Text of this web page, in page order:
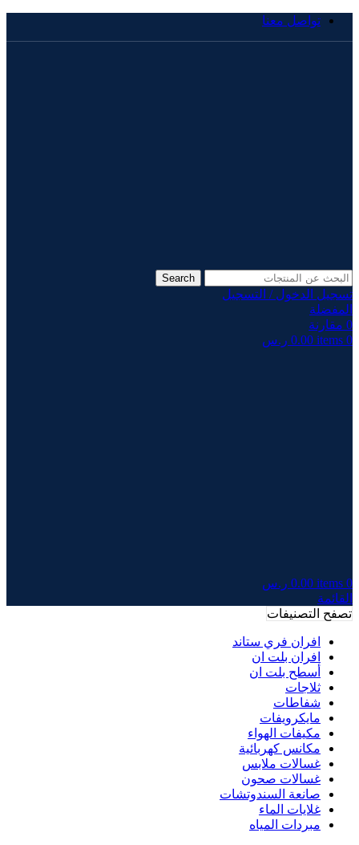
تواصل معنا
Search
تسجيل الدخول / التسجيل
المفضلة
0 مقارنة
0
items
0.00 ر.س
0
items
0.00 ر.س
القائمة
تصفح التصنيفات
افران فري ستاند
افران بلت ان
أسطح بلت ان
ثلاجات
شفاطات
مايكرويفات
مكيفات الهواء
مكانس كهربائية
غسالات ملابس
غسالات صحون
صانعة السندوتشات
غلايات الماء
مبردات المياه